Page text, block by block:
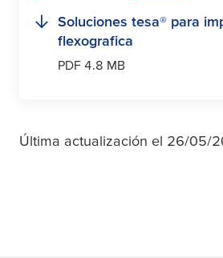
Soluciones tesa® para
flexografica
PDF 4.8 MB
Última actualización el 26/05/